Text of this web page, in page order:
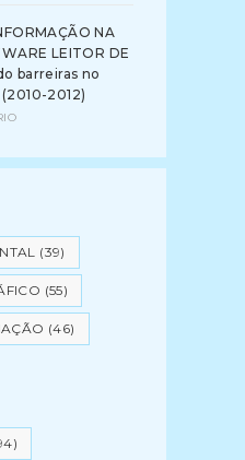
NA
LEITOR DE
barreiras no
2012)
(39)
(55)
(46)